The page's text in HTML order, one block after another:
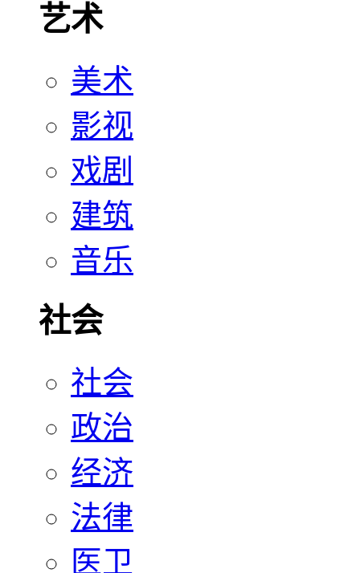
艺术
美术
影视
戏剧
建筑
音乐
社会
社会
政治
经济
法律
医卫